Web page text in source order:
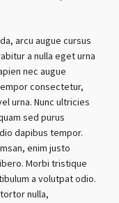
arcu augue cursus
a nulla eget urna
nec augue
consectetur,
urna. Nunc ultricies
sed purus
dapibus tempor.
enim justo
Morbi tristique
a volutpat odio.
nulla,